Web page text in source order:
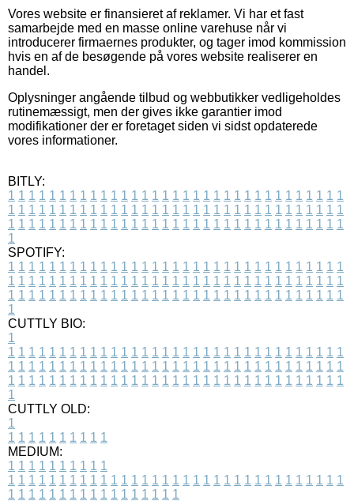
Vores website er finansieret af reklamer. Vi har et fast
samarbejde med en masse online varehuse når vi
introducerer firmaernes produkter, og tager imod kommission
hvis en af de besøgende på vores website realiserer en
handel.
Oplysninger angående tilbud og webbutikker vedligeholdes
rutinemæssigt, men der gives ikke garantier imod
modifikationer der er foretaget siden vi sidst opdaterede
vores informationer.
BITLY:
1 1 1 1 1 1 1 1 1 1 1 1 1 1 1 1 1 1 1 1 1 1 1 1 1 1 1 1 1 1 1 1 1
1 1 1 1 1 1 1 1 1 1 1 1 1 1 1 1 1 1 1 1 1 1 1 1 1 1 1 1 1 1 1 1 1
1 1 1 1 1 1 1 1 1 1 1 1 1 1 1 1 1 1 1 1 1 1 1 1 1 1 1 1 1 1 1 1 1
1
SPOTIFY:
1 1 1 1 1 1 1 1 1 1 1 1 1 1 1 1 1 1 1 1 1 1 1 1 1 1 1 1 1 1 1 1 1
1 1 1 1 1 1 1 1 1 1 1 1 1 1 1 1 1 1 1 1 1 1 1 1 1 1 1 1 1 1 1 1 1
1 1 1 1 1 1 1 1 1 1 1 1 1 1 1 1 1 1 1 1 1 1 1 1 1 1 1 1 1 1 1 1 1
1
CUTTLY BIO:
1
1 1 1 1 1 1 1 1 1 1 1 1 1 1 1 1 1 1 1 1 1 1 1 1 1 1 1 1 1 1 1 1 1
1 1 1 1 1 1 1 1 1 1 1 1 1 1 1 1 1 1 1 1 1 1 1 1 1 1 1 1 1 1 1 1 1
1 1 1 1 1 1 1 1 1 1 1 1 1 1 1 1 1 1 1 1 1 1 1 1 1 1 1 1 1 1 1 1 1
1
CUTTLY OLD:
1
1 1 1 1 1 1 1 1 1 1
MEDIUM:
1 1 1 1 1 1 1 1 1 1
1 1 1 1 1 1 1 1 1 1 1 1 1 1 1 1 1 1 1 1 1 1 1 1 1 1 1 1 1 1 1 1 1
1 1 1 1 1 1 1 1 1 1 1 1 1 1 1 1 1